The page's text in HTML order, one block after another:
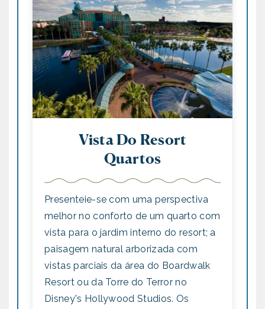
Vista Do Resort
Quartos
Presenteie-se com uma perspectiva
melhor no conforto de um quarto com
vista para o jardim interno do resort; a
paisagem natural arborizada com
vistas parciais da área do Boardwalk
Resort ou da Torre do Terror no
Disney's Hollywood Studios. Os